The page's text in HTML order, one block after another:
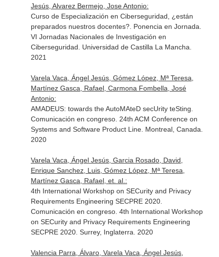
Jesús, Alvarez Bermejo, Jose Antonio:
Curso de Especialización en Ciberseguridad, ¿están
preparados nuestros docentes?. Ponencia en Jornada.
VI Jornadas Nacionales de Investigación en
Ciberseguridad. Universidad de Castilla La Mancha.
2021
Varela Vaca, Ángel Jesús, Gómez López, Mª Teresa,
Martínez Gasca, Rafael, Carmona Fombella, José
Antonio:
AMADEUS: towards the AutoMAteD secUrity teSting.
Comunicación en congreso. 24th ACM Conference on
Systems and Software Product Line. Montreal, Canada.
2020
Varela Vaca, Ángel Jesús, Garcia Rosado, David,
Enrique Sanchez, Luis, Gómez López, Mª Teresa,
Martínez Gasca, Rafael, et. al.:
4th International Workshop on SECurity and Privacy
Requirements Engineering SECPRE 2020.
Comunicación en congreso. 4th International Workshop
on SECurity and Privacy Requirements Engineering
SECPRE 2020. Surrey, Inglaterra. 2020
Valencia Parra, Álvaro, Varela Vaca, Ángel Jesús,